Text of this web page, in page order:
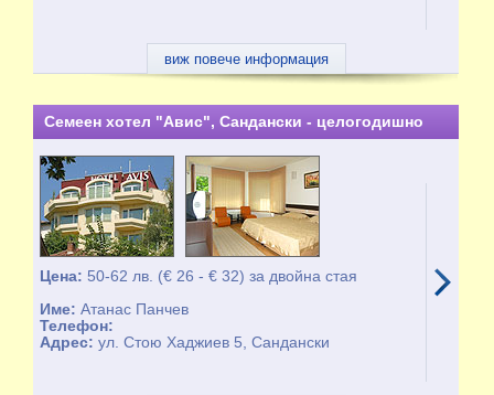
виж повече информация
Семеен хотел "Авис", Сандански - целогодишно
Цена: 50-62 лв. (€ 26 - € 32) за двойна стая
Име:Атанас Панчев
Телефон:
Адрес:ул. Стою Хаджиев 5, Сандански